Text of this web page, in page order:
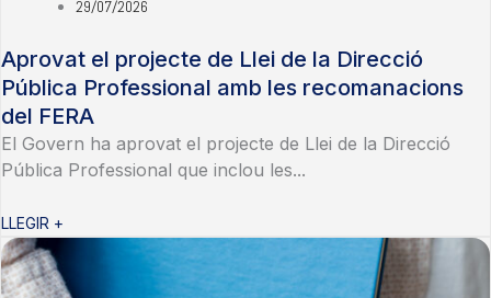
29/07/2026
Aprovat el projecte de Llei de la Direcció
Pública Professional amb les recomanacions
del FERA
El Govern ha aprovat el projecte de Llei de la Direcció
Pública Professional que inclou les...
LLEGIR +